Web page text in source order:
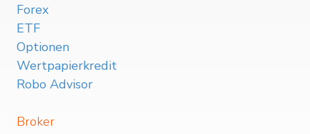
Forex
ETF
Optionen
Wertpapierkredit
Robo Advisor
Broker